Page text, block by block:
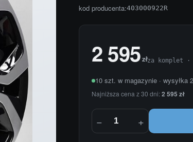
kod producenta:403000922R
2 595złza komplet
10 szt. w magazynie · wysyłka
Najniższa cena z 30 dni:2 595 zł
− +